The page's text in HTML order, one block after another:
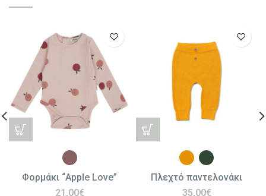
Φορμάκι “Apple Love”
21,00€
Πλεχτό παντελονάκι
35,00€